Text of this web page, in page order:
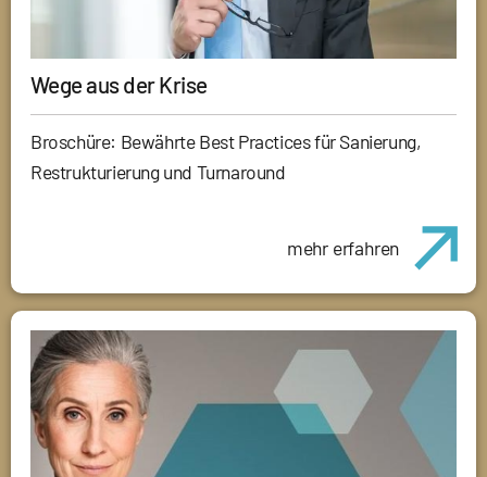
Wege aus der Krise
Broschüre: Bewährte Best Practices für Sanierung,
Restrukturierung und Turnaround
mehr erfahren